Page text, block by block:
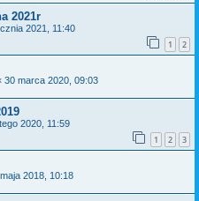
2021r
2021, 11:40
1 2
30 marca 2020, 09:03
2020, 11:59
1 2 3
2018, 10:18